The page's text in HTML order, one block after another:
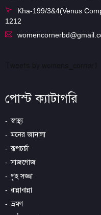
Kha-199/3&4(Venus
1212
পোস্ট ক্যাটাগরি
স্বাস্থ্য
মনের জানালা
রূপচর্চা
সাজগোজ
গৃহ সজ্জা
রান্নাবান্না
ভ্রমণ